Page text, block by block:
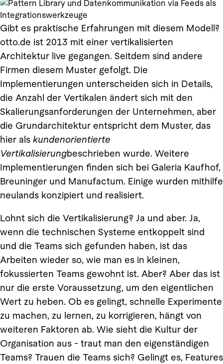
Gibt es praktische Erfahrungen mit diesem Modell?
otto.de ist 2013 mit einer vertikalisierten
Architektur live gegangen. Seitdem sind andere
Firmen diesem Muster gefolgt. Die
Implementierungen unterscheiden sich in Details,
die Anzahl der Vertikalen ändert sich mit den
Skalierungsanforderungen der Unternehmen, aber
die Grundarchitektur entspricht dem Muster, das
hier als kundenorientierte
Vertikalisierungbeschrieben wurde. Weitere
Implementierungen finden sich bei Galeria Kaufhof,
Breuninger und Manufactum. Einige wurden mithilfe
neulands konzipiert und realisiert.
Lohnt sich die Vertikalisierung? Ja und aber. Ja,
wenn die technischen Systeme entkoppelt sind
und die Teams sich gefunden haben, ist das
Arbeiten wieder so, wie man es in kleinen,
fokussierten Teams gewohnt ist. Aber? Aber das ist
nur die erste Voraussetzung, um den eigentlichen
Wert zu heben. Ob es gelingt, schnelle Experimente
zu machen, zu lernen, zu korrigieren, hängt von
weiteren Faktoren ab. Wie sieht die Kultur der
Organisation aus - traut man den eigenständigen
Teams? Trauen die Teams sich? Gelingt es, Features